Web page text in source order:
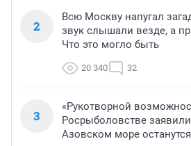
2
Всю Москву напугал
звук слышали везде, а
Что это могло быть
20 340 32
3
«Рукотворной
Росрыболовстве
Азовском море